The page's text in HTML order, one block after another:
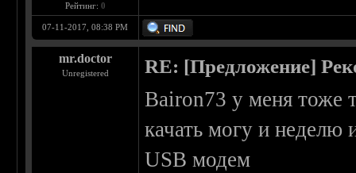
Рейтинг: 0
07-11-2017, 08:38 PM
mr.doctor
Unregistered RE: [Предложение]
Bairon73 у меня тоже
качать могу и неделю
USB модем